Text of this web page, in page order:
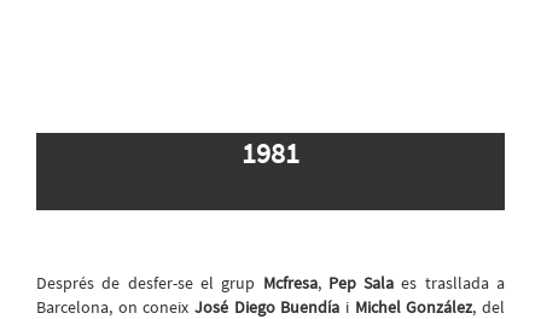
1981
Després de desfer-se el grup Mcfresa,Pep Sala es trasllada a
Barcelona, on coneix José Diego Buendía i Michel González, del